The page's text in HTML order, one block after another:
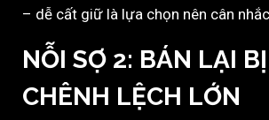
– dễ cất giữ là lựa chọn nên cân
NỖI SỢ 2: BÁN LẠI
CHÊNH LỆCH LỚN